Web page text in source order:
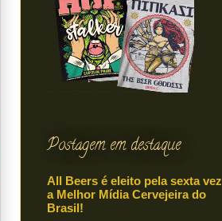
Postagem em destaque
All Beers é eleito pela sexta vez
a Melhor Mídia Cervejeira do
Brasil!